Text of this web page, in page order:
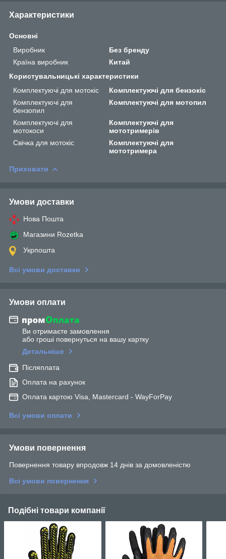
Характеристики
Основні
Виробник
Без бренду
Країна виробник
Китай
Користувальницькі характеристики
Комплектуючі для мотокіс
Комплектуючі для бензокіс
Комплектуючі для
бензопил
Комплектуючі для мотопил
Комплектуючі для
мотокоси
Комплектуючі для
мототримерів
Свічка для мотокіс
Комплектуючі для
мототримера
Приховати
Умови доставки
Нова Пошта
Магазини Rozetka
Укрпошта
Всі умови доставки
Умови оплати
Ви отримаєте замовлення
або гроші повернуться на вашу картку
Детальніше
Післяплата
Оплата на рахунок
Оплата картою Visa, Mastercard - WayForPay
Всі умови оплати
Умови повернення
Повернення товару впродовж 14 днів за домовленістю
Всі умови повернення
Подібні товари компанії